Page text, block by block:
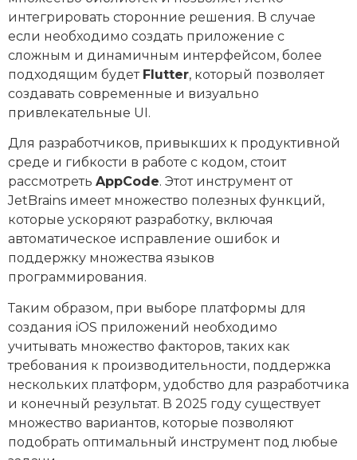
интегрировать сторонние решения. В случае
если необходимо создать приложение с
сложным и динамичным интерфейсом, более
подходящим будет Flutter, который позволяет
создавать современные и визуально
привлекательные UI.
Для разработчиков, привыкших к продуктивной
среде и гибкости в работе с кодом, стоит
рассмотреть AppCode. Этот инструмент от
JetBrains имеет множество полезных функций,
которые ускоряют разработку, включая
автоматическое исправление ошибок и
поддержку множества языков
программирования.
Таким образом, при выборе платформы для
создания iOS приложений необходимо
учитывать множество факторов, таких как
требования к производительности, поддержка
нескольких платформ, удобство для разработчика
и конечный результат. В 2025 году существует
множество вариантов, которые позволяют
подобрать оптимальный инструмент под любые